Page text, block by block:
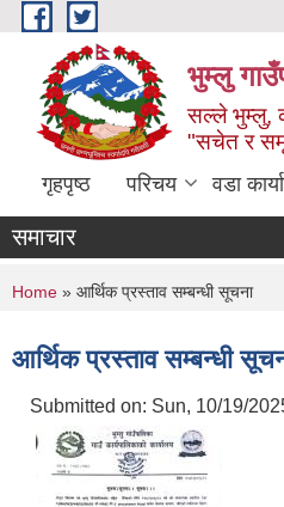
Skip to main content
भुम्लु
सल्ले भुम्लु,
"सचेत र
गृहपृष्ठ परिचय वडा
समाचार
You are here
Home » आर्थिक प्रस्ताव सम्बन्धी सूचना
आर्थिक प्रस्ताव सम्बन्धी
Submitted on: Sun, 10/19/